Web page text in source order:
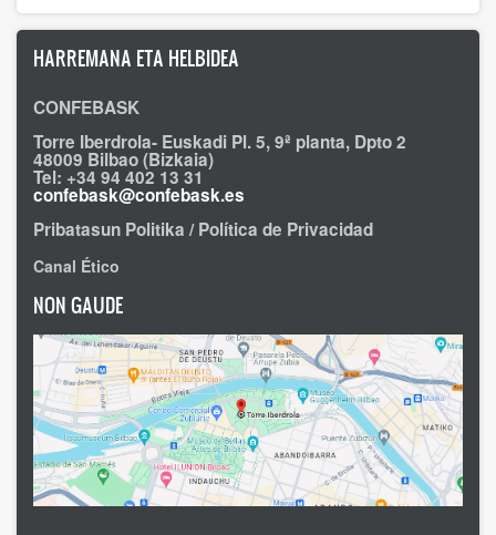
HARREMANA ETA HELBIDEA
CONFEBASK
Torre Iberdrola- Euskadi Pl. 5, 9ª planta, Dpto 2
48009 Bilbao (Bizkaia)
Tel: +34 94 402 13 31
confebask@confebask.es
Pribatasun Politika / Política de Privacidad
Canal Ético
NON GAUDE